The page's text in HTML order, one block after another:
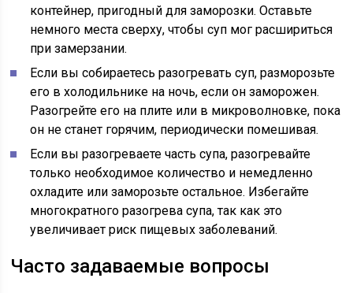
контейнер, пригодный для заморозки. Оставьте
немного места сверху, чтобы суп мог расшириться
при замерзании.
Если вы собираетесь разогревать суп, разморозьте
его в холодильнике на ночь, если он заморожен.
Разогрейте его на плите или в микроволновке, пока
он не станет горячим, периодически помешивая.
Если вы разогреваете часть супа, разогревайте
только необходимое количество и немедленно
охладите или заморозьте остальное. Избегайте
многократного разогрева супа, так как это
увеличивает риск пищевых заболеваний.
Часто задаваемые вопросы